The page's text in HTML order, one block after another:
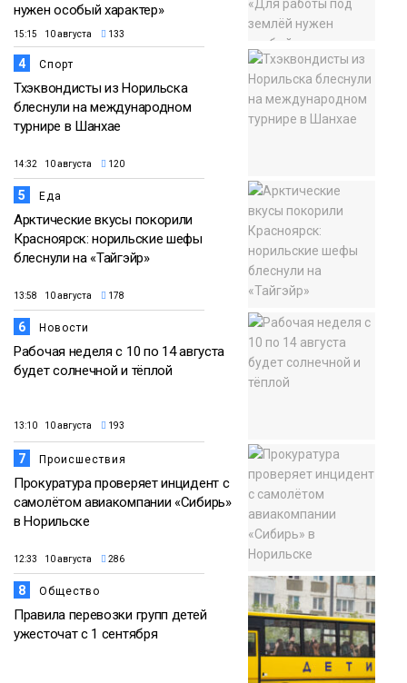
нужен особый характер»
15:15 10 августа 133
4 Спорт
Тхэквондисты из Норильска
блеснули на международном
турнире в Шанхае
14:32 10 августа 120
5 Еда
Арктические вкусы покорили
Красноярск: норильские шефы
блеснули на «Тайгэйр»
13:58 10 августа 178
6 Новости
Рабочая неделя с 10 по 14 августа
будет солнечной и тёплой
13:10 10 августа 193
7 Происшествия
Прокуратура проверяет инцидент с
самолётом авиакомпании «Сибирь»
в Норильске
12:33 10 августа 286
8 Общество
Правила перевозки групп детей
ужесточат с 1 сентября